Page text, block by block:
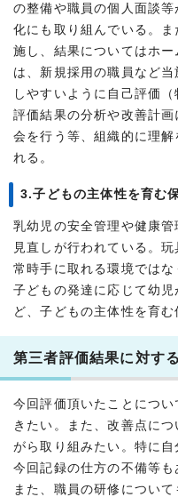
の整備や職員の個人面談
化にも取り組んでいる。
施し、結果についてはホ
は、新規採用の職員など
しやすいように自己評価
評価結果の分析や改善計
会を行う等、組織的に理
れる。
3.子どもの主体性を育む
乳幼児の安全管理や健康
見直しが行われている。
常時手に取れる環境ではな
子どもの発達に応じて幼
ど、子どもの主体性を育
第三者評価結果に対す
今回評価頂いたことにつ
きたい。また、改善点に
がら取り組みたい。特に自
今回記録の仕方の不備等も
また、職員の研修につい